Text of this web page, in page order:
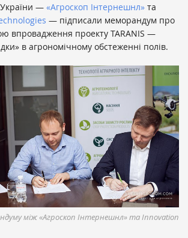
— «Агроскоп Інтернешнл» та
— підписали меморандум про
впровадження проекту TARANIS —
в агрономічному обстеженні полів.
між «Агроскоп Інтернешнл» та Innovation